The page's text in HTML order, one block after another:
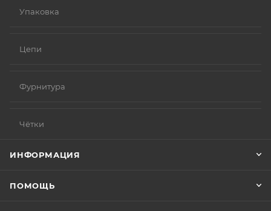
Упаковка
Цепи
Фурнитура
Чётки
ИНФОРМАЦИЯ
ПОМОЩЬ